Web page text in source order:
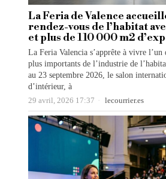
La Feria de Valence
rendez-vous de l’habitat
et plus de 110 000 m2
La Feria Valencia s’apprête à vivre l’un
plus importants de l’industrie de
au 23 septembre 2026, le salon
d’intérieur, à
29 avril, 2026 17:37 lecourrier.es